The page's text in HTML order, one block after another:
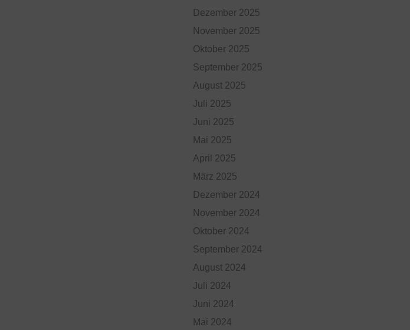
Dezember 2025
November 2025
Oktober 2025
September 2025
August 2025
Juli 2025
Juni 2025
Mai 2025
April 2025
März 2025
Dezember 2024
November 2024
Oktober 2024
September 2024
August 2024
Juli 2024
Juni 2024
Mai 2024